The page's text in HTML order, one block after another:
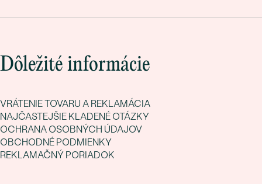
Dôležité informácie
VRÁTENIE TOVARU A REKLAMÁCIA
NAJČASTEJŠIE KLADENÉ OTÁZKY
OCHRANA OSOBNÝCH ÚDAJOV
OBCHODNÉ PODMIENKY
REKLAMAČNÝ PORIADOK